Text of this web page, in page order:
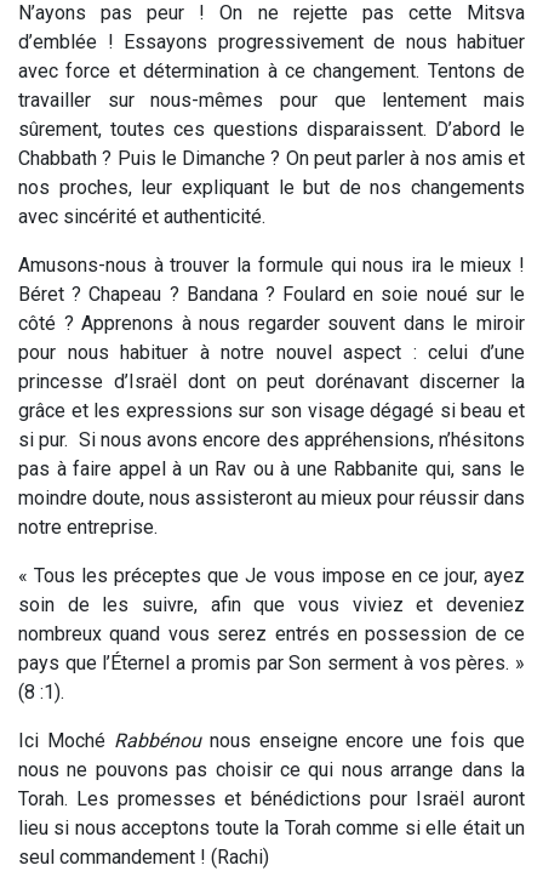
N’ayons pas peur ! On ne rejette pas cette Mitsva
d’emblée ! Essayons progressivement de nous habituer
avec force et détermination à ce changement. Tentons de
travailler sur nous-mêmes pour que lentement mais
sûrement, toutes ces questions disparaissent. D’abord le
Chabbath ? Puis le Dimanche ? On peut parler à nos amis et
nos proches, leur expliquant le but de nos changements
avec sincérité et authenticité.
Amusons-nous à trouver la formule qui nous ira le mieux !
Béret ? Chapeau ? Bandana ? Foulard en soie noué sur le
côté ? Apprenons à nous regarder souvent dans le miroir
pour nous habituer à notre nouvel aspect : celui d’une
princesse d’Israël dont on peut dorénavant discerner la
grâce et les expressions sur son visage dégagé si beau et
si pur. Si nous avons encore des appréhensions, n’hésitons
pas à faire appel à un Rav ou à une Rabbanite qui, sans le
moindre doute, nous assisteront au mieux pour réussir dans
notre entreprise.
« Tous les préceptes que Je vous impose en ce jour, ayez
soin de les suivre, afin que vous viviez et deveniez
nombreux quand vous serez entrés en possession de ce
pays que l’Éternel a promis par Son serment à vos pères. »
(8 :1).
Ici MochéRabbénounous enseigne encore une fois que
nous ne pouvons pas choisir ce qui nous arrange dans la
Torah. Les promesses et bénédictions pour Israël auront
lieu si nous acceptons toute la Torah comme si elle était un
seul commandement ! (Rachi)